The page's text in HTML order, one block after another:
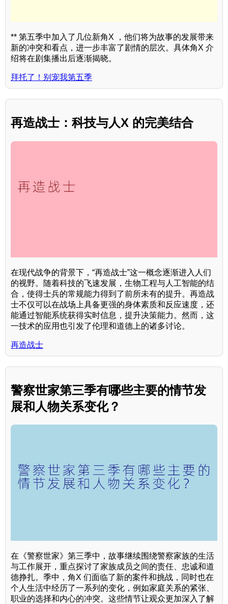
** 第五季中加入了几位新角X ，他们将为故事的发展带来
新的冲突和看点，进一步丰富了剧情的层次。具体角X 介
绍将在剧集播出后逐渐揭晓。
拜托了！别宠我第五季
再造战士：科技与人X 的完美结合
在现代战争的背景下，“再造战士”这一概念逐渐进入人们
的视野。随着科技的飞速发展，生物工程与人工智能的结
合，使得士兵的常规能力得到了前所未有的提升。再造战
士不仅可以在战场上具备更强的身体素质和反应速度，还
能通过智能系统获得实时信息，提升决策能力。然而，这
一技术的应用也引发了伦理和道德上的诸多讨论。
再造战士
警察世家第三季有哪些主要的情节发
展和人物关系变化？
在《警察世家》第三季中，故事继续围绕警察家族的生活
与工作展开，重点探讨了家族成员之间的责任、忠诚和道
德挣扎。季中，角X 们面临了新的案件和挑战，同时也在
个人生活中经历了一系列的变化，例如家庭关系的紧张、
职业的选择和内心的冲突。这些情节让观众更加深入了解